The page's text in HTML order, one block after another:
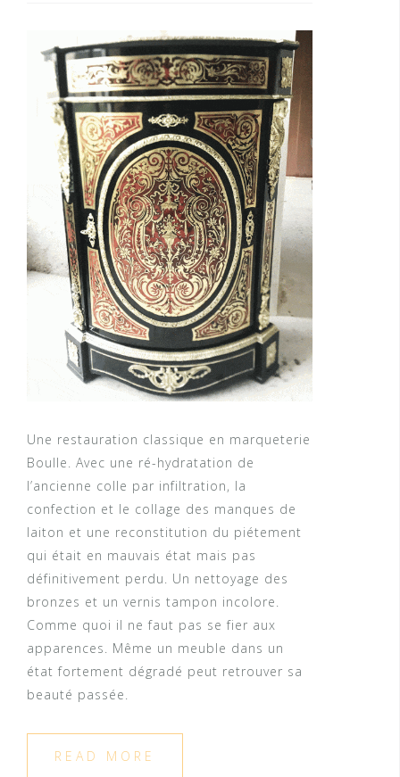
Une restauration classique en marqueterie
Boulle. Avec une ré-hydratation de
l’ancienne colle par infiltration, la
confection et le collage des manques de
laiton et une reconstitution du piétement
qui était en mauvais état mais pas
définitivement perdu. Un nettoyage des
bronzes et un vernis tampon incolore.
Comme quoi il ne faut pas se fier aux
apparences. Même un meuble dans un
état fortement dégradé peut retrouver sa
beauté passée.
READ MORE